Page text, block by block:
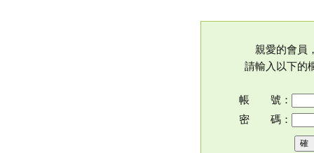
親愛的會員
請輸入以下的
帳 號：
密 碼：